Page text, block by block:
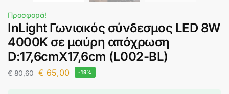
Προσφορά!
InLight Γωνιακός σύνδεσμος LED 8W
4000K σε μαύρη απόχρωση
D:17,6cmX17,6cm (L002-BL)
€80,60 € 65,00 -19%